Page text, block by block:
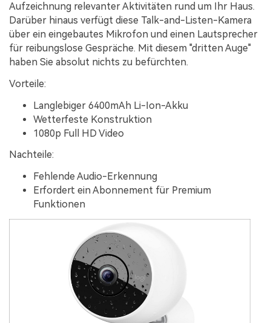
Aufzeichnung relevanter Aktivitäten rund um Ihr Haus.
Darüber hinaus verfügt diese Talk-and-Listen-Kamera
über ein eingebautes Mikrofon und einen Lautsprecher
für reibungslose Gespräche. Mit diesem "dritten Auge"
haben Sie absolut nichts zu befürchten.
Vorteile:
Langlebiger 6400mAh Li-Ion-Akku
Wetterfeste Konstruktion
1080p Full HD Video
Nachteile:
Fehlende Audio-Erkennung
Erfordert ein Abonnement für Premium
Funktionen